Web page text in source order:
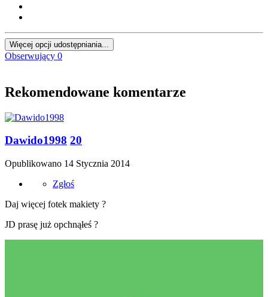
Więcej opcji udostępniania...
Obserwujący 0
Rekomendowane komentarze
Dawido1998 20
Opublikowano 14 Stycznia 2014
Zgłoś
Daj więcej fotek makiety ?
JD prasę już opchnąłeś ?